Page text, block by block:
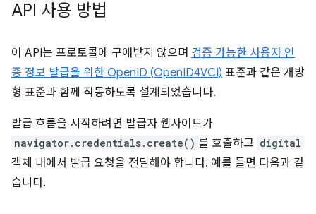
API 사용 방법
이 API는 프로토콜에 구애받지 않으며 검증 가능한 사용자 인
증 정보 발급을 위한 OpenID (OpenID4VCI) 표준과 같은 개방
형 표준과 함께 작동하도록 설계되었습니다.
발급 흐름을 시작하려면 발급자 웹사이트가
navigator.credentials.create() 를 호출하고 digital
객체 내에서 발급 요청을 전달해야 합니다. 예를 들면 다음과 같
습니다.